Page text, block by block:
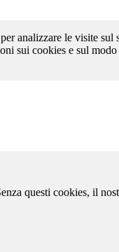
analizzare le visite
sui cookies e sul
questi cookies, il